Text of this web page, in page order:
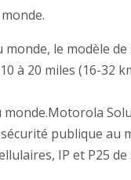
le modèle de
à 20 miles (16-32
publique au
IP et P25